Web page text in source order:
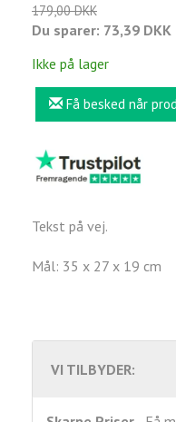
179,00 DKK
Du sparer: 73,39 DKK
Ikke på lager
Få besked når
Tekst på vej.
Mål: 35 x 27 x 19 cm
VI TILBYDER: